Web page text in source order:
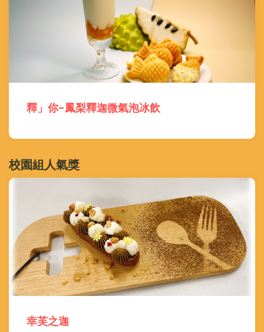
釋」你-鳳梨釋迦微氣泡冰飲
校園組人氣獎
幸芙之迦